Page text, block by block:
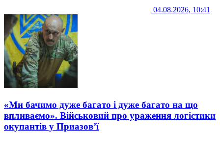
04.08.2026, 10:41
«Ми бачимо дуже багато і дуже багато на що
впливаємо». Військовий про ураження логістики
окупантів у Приазов’ї